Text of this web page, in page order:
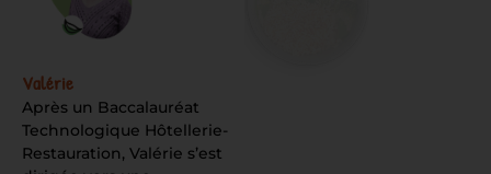
Valérie
Après un Baccalauréat
Technologique Hôtellerie-
Restauration, Valérie s’est